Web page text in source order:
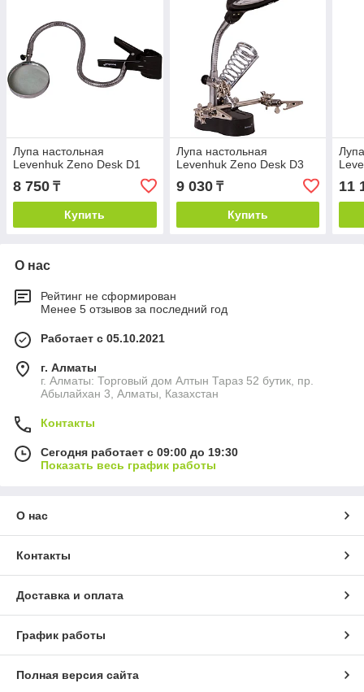
Лупа настольная
Levenhuk Zeno Desk D1
8 750 ₸
Купить
Лупа настольная
Levenhuk Zeno Desk D3
9 030₸
Купить
11
О нас
Рейтинг не сформирован
Менее 5 отзывов за последний год
Работает с 05.10.2021
г. Алматы
г. Алматы: Торговый дом Алтын Тараз 52 бутик, пр.
Абылайхан 3, Алматы, Казахстан
Контакты
Сегодня работает с 09:00 до 19:30
Показать весь график работы
О нас
Контакты
Доставка и оплата
График работы
Полная версия сайта